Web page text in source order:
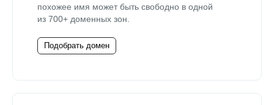
похожее имя может быть свободно в одной
из 700+ доменных зон.
Подобрать домен